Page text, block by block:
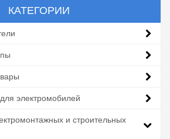
КАТЕГОРИИ
электромобилей
и строительных